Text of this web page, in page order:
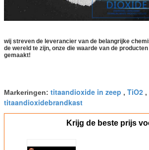
wij streven de leverancier van de belangrijke
de wereld te zijn, onze die waarde van de
gemaakt!
Markeringen: titaandioxide in zeep , TiO2 ,
titaandioxidebrandkast
Krijg de beste prijs